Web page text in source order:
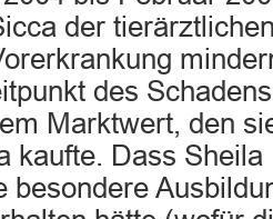
der
des
Marktwert, den
kaufte. Dass
besondere